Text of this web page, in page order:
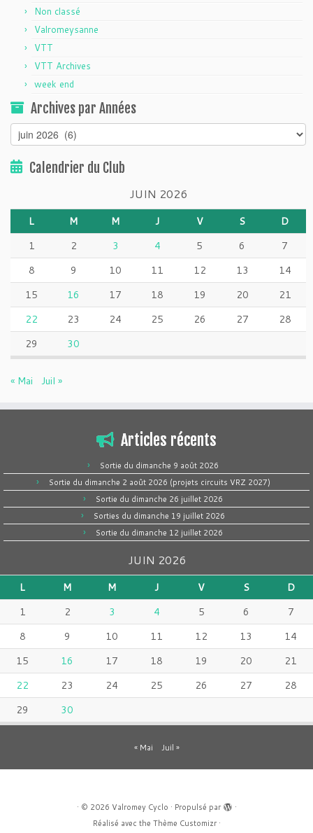
Non classé
Valromeysanne
VTT
VTT Archives
week end
Archives par Années
Archives
par
AnnéesCalendrier du Club
JUIN 2026
L M M J V S
D
1
2 3 4 5 6
7
8
9 10 11 12 13
14
15
16 17 18 19 20
21
22
23 24 25 26 27
28
29
30
« Mai Juil »
Articles récents
Sortie du dimanche 9 août 2026
Sortie du dimanche 2 août 2026 (projets circuits VRZ 2027)
Sortie du dimanche 26 juillet 2026
Sorties du dimanche 19 juillet 2026
Sortie du dimanche 12 juillet 2026
JUIN 2026
L M M J V S
D
1
2 3 4 5 6
7
8
9 10 11 12 13
14
15
16 17 18 19 20
21
22
23 24 25 26 27
28
29
30
« Mai Juil »
· © 2026 Valromey Cyclo · Propulsé par
·
Réalisé avec the Thème Customizr·